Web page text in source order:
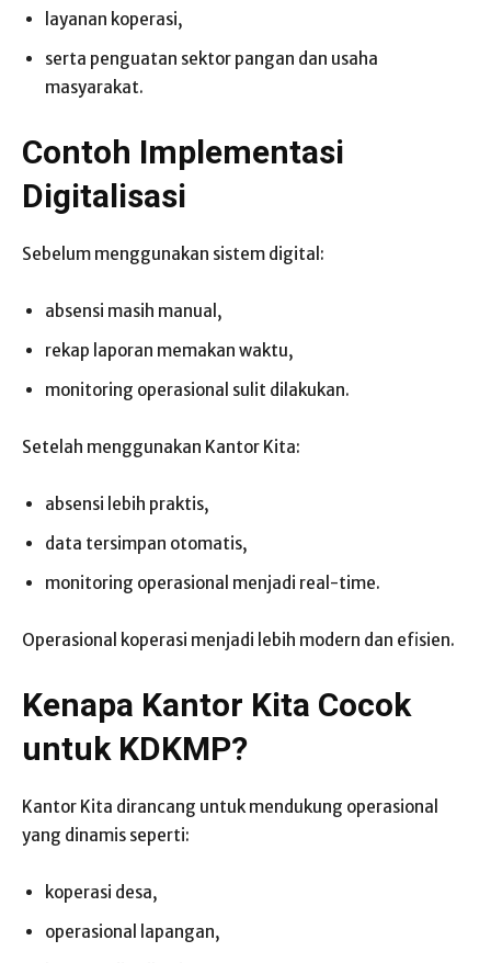
layanan koperasi,
serta penguatan sektor pangan dan usaha
masyarakat.
Contoh Implementasi
Digitalisasi
Sebelum menggunakan sistem digital:
absensi masih manual,
rekap laporan memakan waktu,
monitoring operasional sulit dilakukan.
Setelah menggunakan Kantor Kita:
absensi lebih praktis,
data tersimpan otomatis,
monitoring operasional menjadi real-time.
Operasional koperasi menjadi lebih modern dan efisien.
Kenapa Kantor Kita Cocok
untuk KDKMP?
Kantor Kita dirancang untuk mendukung operasional
yang dinamis seperti:
koperasi desa,
operasional lapangan,